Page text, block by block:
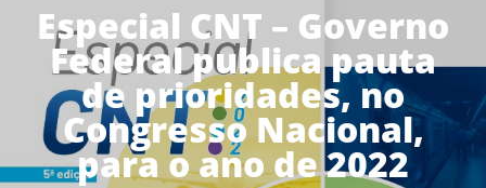
Especial CNT – Governo
Federal publica pauta
de prioridades, no
Congresso Nacional,
para o ano de 2022